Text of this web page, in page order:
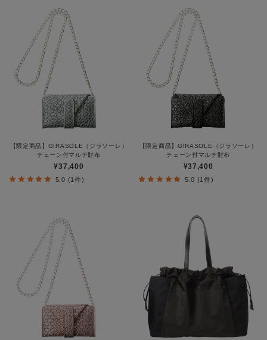
【限定商品】GIRASOLE（ジラソーレ）
チェーン付マルチ財布
¥37,400
5.0 (1件)
【限定商品】GIRASOLE（ジラソーレ）
チェーン付マルチ財布
¥37,400
5.0 (1件)